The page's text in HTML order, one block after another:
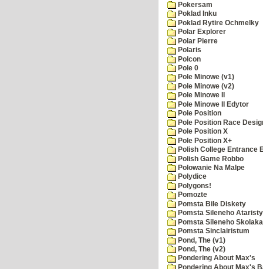
Pokersam
Poklad Inku
Poklad Rytire Ochmelky
Polar Explorer
Polar Pierre
Polaris
Polcon
Pole 0
Pole Minowe (v1)
Pole Minowe (v2)
Pole Minowe II
Pole Minowe II Edytor
Pole Position
Pole Position Race
Pole Position X
Pole Position X+
Polish College Entrance
Polish Game Robbo
Polowanie Na Malpe
Polydice
Polygons!
Pomozte
Pomsta Bile Diskety
Pomsta Sileneho Ataristy
Pomsta Sileneho Skolaka
Pomsta Sinclairistum
Pond, The (v1)
Pond, The (v2)
Pondering About Max's
Pondering About Max's